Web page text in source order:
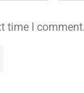
time I comment.